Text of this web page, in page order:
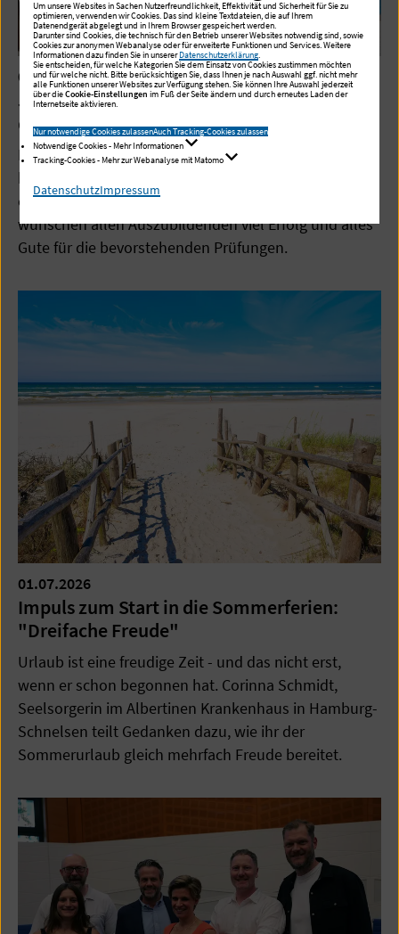
03.07.2026
Jetzt zählt's! Die Abschlussprüfungen für
die Berufliche Pflegeausbildung laufen
Die praktischen Abschlussprüfungen haben
begonnen! Für unseren Kurs BPA 10-23 startet jetzt
ein wichtiger Meilenstein der Pflegeausbildung. Wir
wünschen allen Auszubildenden viel Erfolg und alles
Gute für die bevorstehenden Prüfungen.
01.07.2026
Impuls zum Start in die Sommerferien:
"Dreifache Freude"
Urlaub ist eine freudige Zeit - und das nicht erst,
wenn er schon begonnen hat. Corinna Schmidt,
Seelsorgerin im Albertinen Krankenhaus in Hamburg-
Schnelsen teilt Gedanken dazu, wie ihr der
Sommerurlaub gleich mehrfach Freude bereitet.
Um unsere Websites in Sachen Nutzerfreundlichkeit, Effektivität und Sicherheit für Sie zu
optimieren, verwenden wir Cookies. Das sind kleine Textdateien, die auf Ihrem
Datenendgerät abgelegt und in Ihrem Browser gespeichert werden.
Darunter sind Cookies, die technisch für den Betrieb unserer Websites notwendig sind, sowie
Cookies zur anonymen Webanalyse oder für erweiterte Funktionen und Services. Weitere
Informationen dazu finden Sie in unsererDatenschutzerklärung
Sie entscheiden, für welche Kategorien Sie dem Einsatz von Cookies zustimmen möchten
und für welche nicht. Bitte berücksichtigen Sie, dass Ihnen je nach Auswahl ggf. nicht mehr
alle Funktionen unserer Websites zur Verfügung stehen. Sie können Ihre Auswahl jederzeit
über dieCookie-Einstellungen im Fuß der Seite ändern und durch erneutes Laden der
Internetseite aktivieren.
Nur notwendige Cookies zulassenAuch Tracking-Cookies zulassen
Notwendige Cookies - Mehr Informationen
Tracking-Cookies - Mehr zur Webanalyse mit Matomo
DatenschutzImpressum